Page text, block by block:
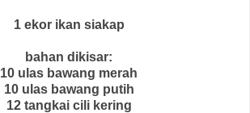
1 ekor ikan siakap
bahan dikisar:
10 ulas bawang merah
10 ulas bawang putih
12 tangkai cili kering